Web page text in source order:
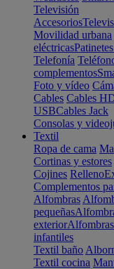
Televisión
Accesorios
Movilidad urbana
eléctricas
Telefonía
complementos
Foto y vídeo
Cables Cables
USBCables Jack
Consolas y
Textil
Ropa de cama
Cortinas y estores
Cojines Relleno
Complementos
Alfombras
pequeñas
exterior
infantiles
Textil baño
Textil cocina